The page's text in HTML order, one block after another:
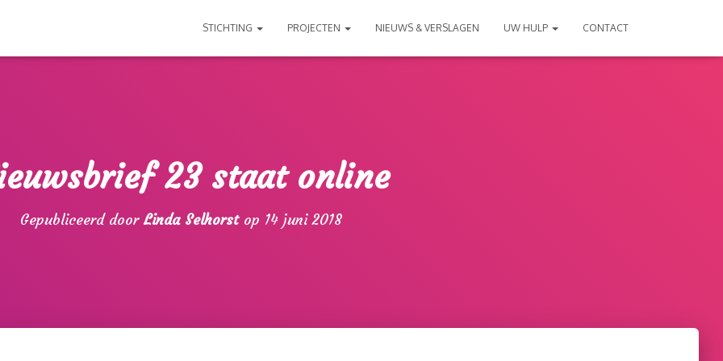
STICHTING PROJECTEN NIEUWS & VERSLAGEN UW HULP CONTACT
23 staat online
Gepubliceerd doorLinda Selhorstop 14 juni 2018